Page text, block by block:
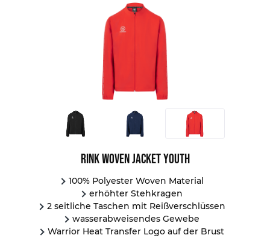
Rink Woven Jacket Youth
100% Polyester Woven Material
erhöhter Stehkragen
2 seitliche Taschen mit Reißverschlüssen
wasserabweisendes Gewebe
Warrior Heat Transfer Logo auf der Brust